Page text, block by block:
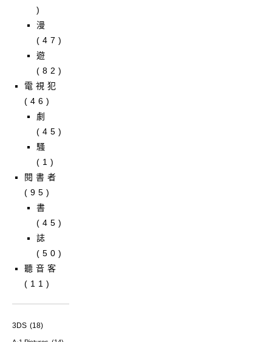
)
漫
(47)
遊
(82)
電視犯
(46)
劇
(45)
騷
(1)
閱書者
(95)
書
(45)
誌
(50)
聽音客
(11)
3DS (18)